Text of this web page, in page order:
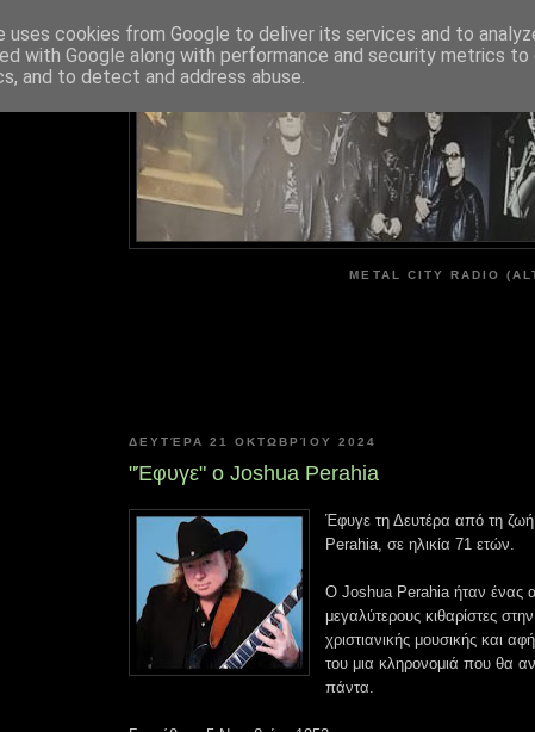
METAL CITY RADIO
ΔΕΥΤΈΡΑ 21 ΟΚΤΩΒΡΊΟΥ 2024
"Έφυγε" ο Joshua Perahia
Έφυγε τη Δευτέρα από τη
Perahia, σε ηλικία 71 ετών.
O Joshua Perahia ήταν ένας
μεγαλύτερους κιθαρίστες στην
χριστιανικής μουσικής και
του μια κληρονομιά που θα
πάντα.
uses cookies from Google to deliver its services and to
with Google along with performance and security metrics
and to detect and address abuse.